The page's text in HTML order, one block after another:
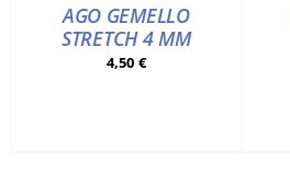
AGO GEMELLO
STRETCH 4 MM
4,50 €